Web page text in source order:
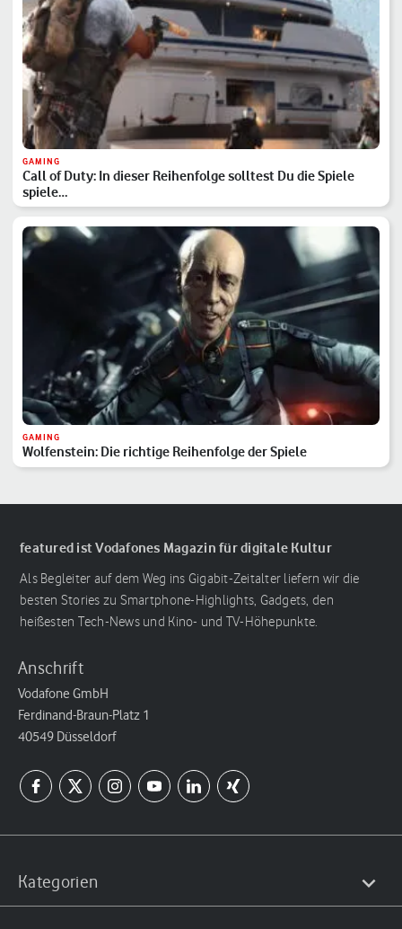
GAMING
Call of Duty: In dieser Reihenfolge solltest Du die Spiele
spiele…
GAMING
Wolfenstein: Die richtige Reihenfolge der Spiele
featured ist Vodafones Magazin für digitale Kultur
Als Begleiter auf dem Weg ins Gigabit-Zeitalter liefern wir die
besten Stories zu Smartphone-Highlights, Gadgets, den
heißesten Tech-News und Kino- und TV-Höhepunkte.
Anschrift
Vodafone GmbH
Ferdinand-Braun-Platz 1
40549 Düsseldorf
Kategorien